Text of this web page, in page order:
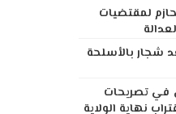
لمقتضيات
شجار بالأسلحة
في تصريحات
نهاية الولاية